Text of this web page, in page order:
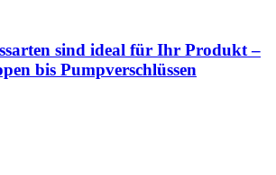
sind ideal für Ihr Produkt –
bis Pumpverschlüssen